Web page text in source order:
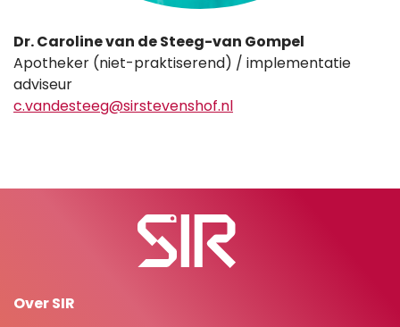
Dr. Caroline van de Steeg-van Gompel
Apotheker (niet-praktiserend) / implementatie
adviseur
c.vandesteeg@sirstevenshof.nl
Over SIR